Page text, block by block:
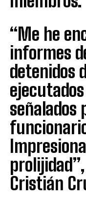
“Me he
informes
detenidos
señalados
Cristián